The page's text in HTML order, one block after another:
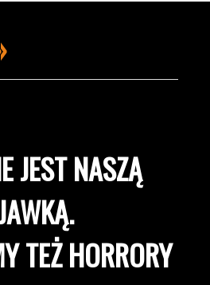
JEST NASZĄ
TEŻ HORRORY